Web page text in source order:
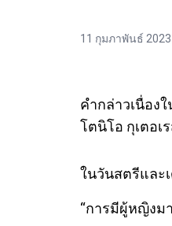
11 กุมภาพันธ์ 2023
คำกล่าวเนื่อง
โตนิโอ กุเตอเ
ในวันสตรีและ
“การมีผู้หญิงม